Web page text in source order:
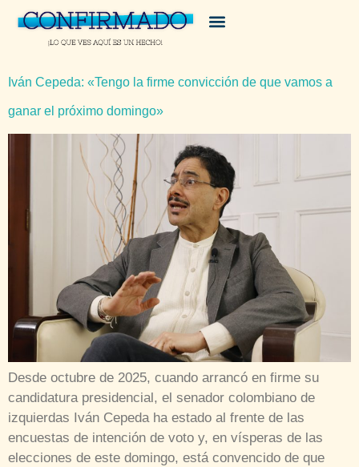
Iván Cepeda: «Tengo la firme convicción de que vamos a
ganar el próximo domingo»
Desde octubre de 2025, cuando arrancó en firme su
candidatura presidencial, el senador colombiano de
izquierdas Iván Cepeda ha estado al frente de las
encuestas de intención de voto y, en vísperas de las
elecciones de este domingo, está convencido de que